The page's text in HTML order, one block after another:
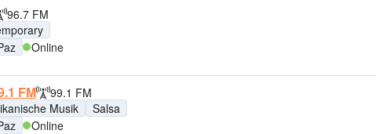
96.7 FM
Online
FM
99.1 FM
Musik
Salsa
Online